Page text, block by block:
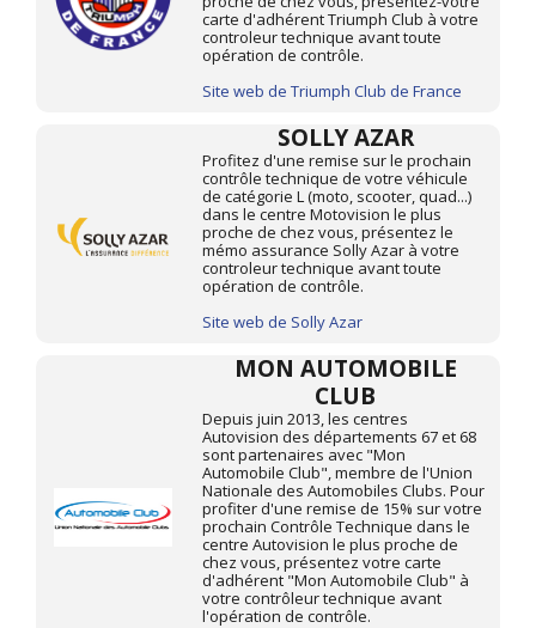
carte d'adhérent Triumph Club à votre
controleur technique avant toute
opération de contrôle.
Site web de Triumph Club de France
SOLLY AZAR
Profitez d'une remise sur le prochain
contrôle technique de votre véhicule
de catégorie L (moto, scooter, quad...)
dans le centre Motovision le plus
proche de chez vous, présentez le
mémo assurance Solly Azar à votre
controleur technique avant toute
opération de contrôle.
Site web de Solly Azar
MON AUTOMOBILE
CLUB
Depuis juin 2013, les centres
Autovision des départements 67 et 68
sont partenaires avec "Mon
Automobile Club", membre de l'Union
Nationale des Automobiles Clubs. Pour
profiter d'une remise de 15% sur votre
prochain Contrôle Technique dans le
centre Autovision le plus proche de
chez vous, présentez votre carte
d'adhérent "Mon Automobile Club" à
votre contrôleur technique avant
l'opération de contrôle.